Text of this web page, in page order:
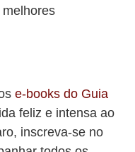
e-books do Guia
feliz e intensa ao
inscreva-se no